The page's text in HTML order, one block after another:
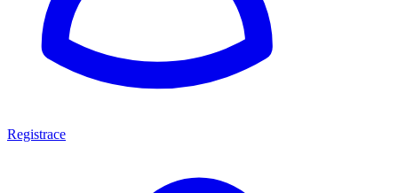
Registrace